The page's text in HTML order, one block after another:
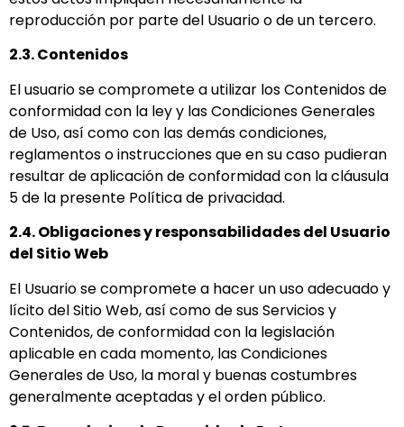
reproducción por parte del Usuario o de un tercero.
2.3. Contenidos
El usuario se compromete a utilizar los Contenidos de
conformidad con la ley y las Condiciones Generales
de Uso, así como con las demás condiciones,
reglamentos o instrucciones que en su caso pudieran
resultar de aplicación de conformidad con la cláusula
5 de la presente Política de privacidad.
2.4. Obligaciones y responsabilidades del Usuario
del Sitio Web
El Usuario se compromete a hacer un uso adecuado y
lícito del Sitio Web, así como de sus Servicios y
Contenidos, de conformidad con la legislación
aplicable en cada momento, las Condiciones
Generales de Uso, la moral y buenas costumbres
generalmente aceptadas y el orden público.